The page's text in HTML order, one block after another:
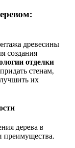
древесины
создания
отделки
стенам,
их
дерева в
преимущества.